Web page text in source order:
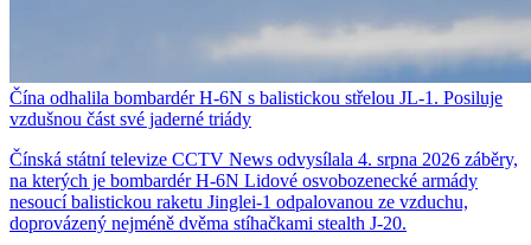
Čína odhalila bombardér H-6N s balistickou střelou JL-1. Posiluje
vzdušnou část své jaderné triády
Čínská státní televize CCTV News odvysílala 4. srpna 2026 záběry,
na kterých je bombardér H-6N Lidové osvobozenecké armády
nesoucí balistickou raketu Jinglei-1 odpalovanou ze vzduchu,
doprovázený nejméně dvěma stíhačkami stealth J-20.